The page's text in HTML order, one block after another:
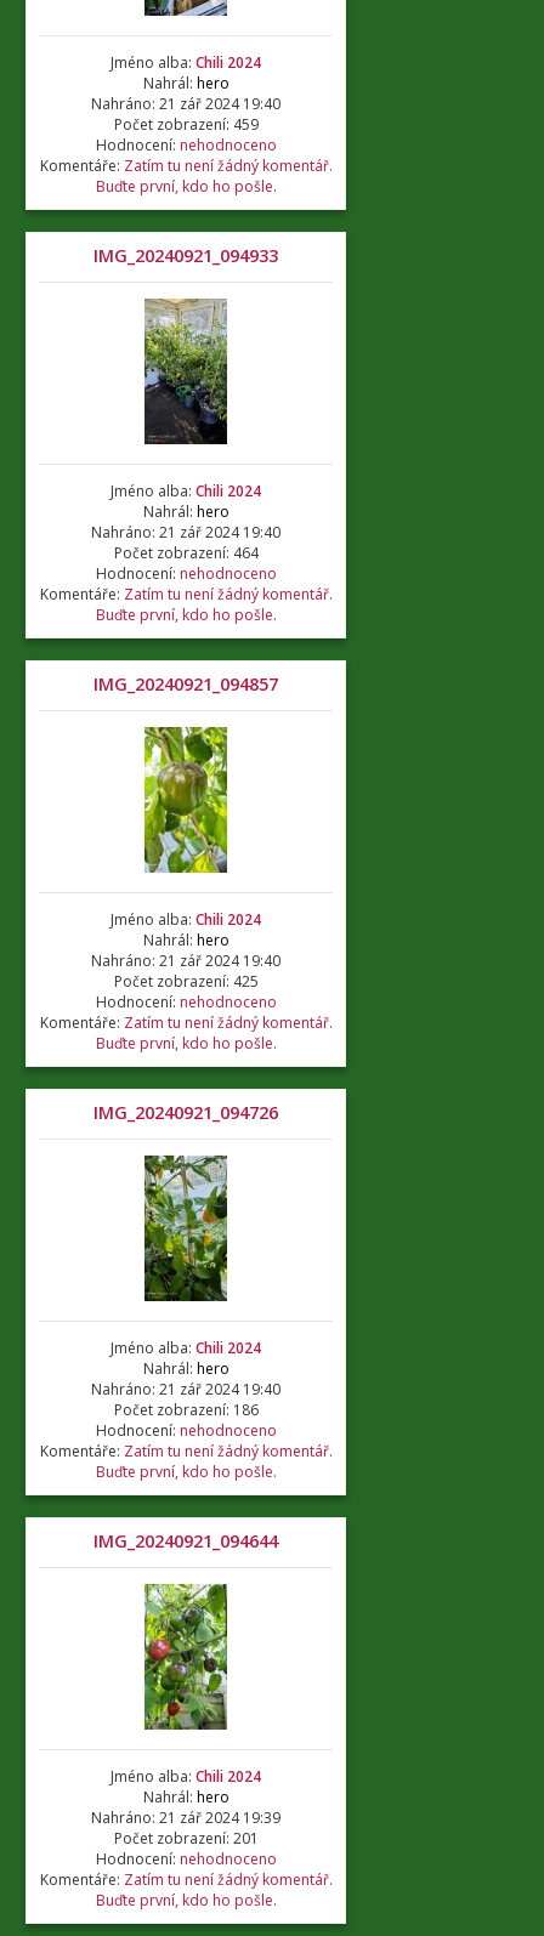
Jméno alba: Chili 2024
Nahrál: hero
Nahráno: 21 zář 2024 19:40
Počet zobrazení: 459
Hodnocení: nehodnoceno
Komentáře: Zatím tu není žádný komentář.
Buďte první, kdo ho pošle.
IMG_20240921_094933
Jméno alba: Chili 2024
Nahrál: hero
Nahráno: 21 zář 2024 19:40
Počet zobrazení: 464
Hodnocení: nehodnoceno
Komentáře: Zatím tu není žádný komentář.
Buďte první, kdo ho pošle.
IMG_20240921_094857
Jméno alba: Chili 2024
Nahrál: hero
Nahráno: 21 zář 2024 19:40
Počet zobrazení: 425
Hodnocení: nehodnoceno
Komentáře: Zatím tu není žádný komentář.
Buďte první, kdo ho pošle.
IMG_20240921_094726
Jméno alba: Chili 2024
Nahrál: hero
Nahráno: 21 zář 2024 19:40
Počet zobrazení: 186
Hodnocení: nehodnoceno
Komentáře: Zatím tu není žádný komentář.
Buďte první, kdo ho pošle.
IMG_20240921_094644
Jméno alba: Chili 2024
Nahrál: hero
Nahráno: 21 zář 2024 19:39
Počet zobrazení: 201
Hodnocení: nehodnoceno
Komentáře: Zatím tu není žádný komentář.
Buďte první, kdo ho pošle.